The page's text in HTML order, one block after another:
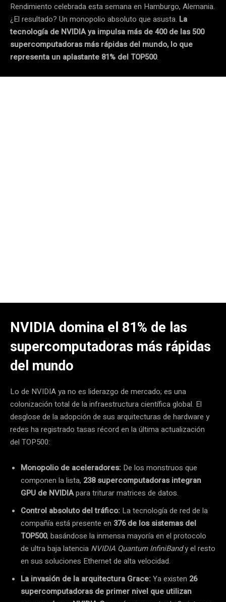
Rendimiento celebrada esta semana en Hamburgo, Alemania.
¿El resultado? Un monopolio absoluto que asusta. La
tecnología de NVIDIA ya impulsa más de 400 de las 500
supercomputadoras más rápidas del mundo, lo que
representa un aplastante 81% del TOP500.
NVIDIA domina el 81% de las
supercomputadoras más rápidas
del mundo
Lo de NVIDIA ya no es liderazgo de mercado; es una
colonización total de la infraestructura científica global. El
desglose de la adopción de sus arquitecturas de hardware y
redes ha registrado tasas récord en la última actualización
del TOP500:
Monopolio de aceleradores: De los monstruos que
componen la lista, 238 supercomputadoras integran
GPU de NVIDIApara triturar matrices de datos.
Control absoluto del tráfico: La tecnología de red de la
compañía está presente en 376 de los sistemas del
TOP500, basándose la inmensa mayoría en el protocolo
de ultra baja latencia NVIDIA Quantum InfiniBandy el resto
en sus soluciones Ethernet de alta velocidad.
La invasión de la arquitectura Grace:Ya existen 26
supercomputadoras de primer nivel que utilizan